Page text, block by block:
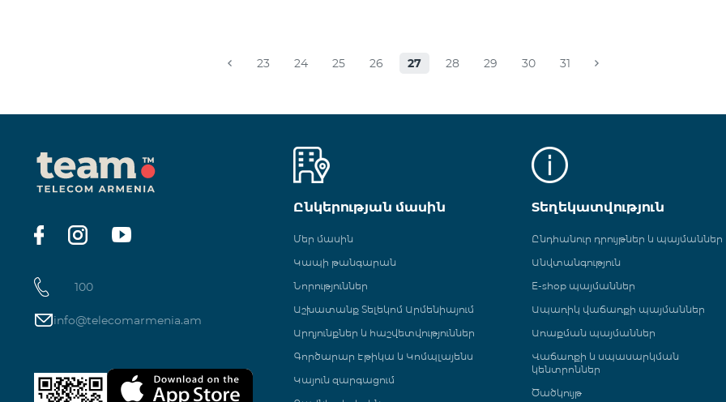
23 24 25 26 27 28 29 30 31
100
info@telecomarmenia.am
Ընկերության մասին
Մեր մասին
Կապի թանգարան
Նորություններ
Աշխատանք Տելեկոմ Արմենիայում
Արդյունքներ և հաշվետվություններ
Գործարար Էթիկա և Կոմպլայենս
Կայուն զարգացում
Տեղեկատվություն
Ընդհանուր դրույթներ և պայմաններ
Անվտանգություն
E-shop պայմաններ
Ապառիկ վաճառքի պայմաններ
Առաքման պայմաններ
Վաճառքի և սպասարկման
կենտրոններ
Ծածկույթ